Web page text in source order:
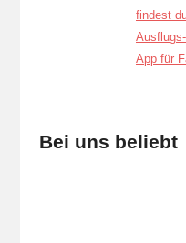
Bei uns beliebt